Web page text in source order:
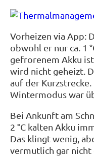
Vorheizen via App:
obwohl er nur ca. 1
gefrorenem Akku
wird nicht geheizt.
auf der
Wintermodus war
Bei Ankunft am
2 °C kalten Akku
Das klingt wenig,
vermutlich gar nicht